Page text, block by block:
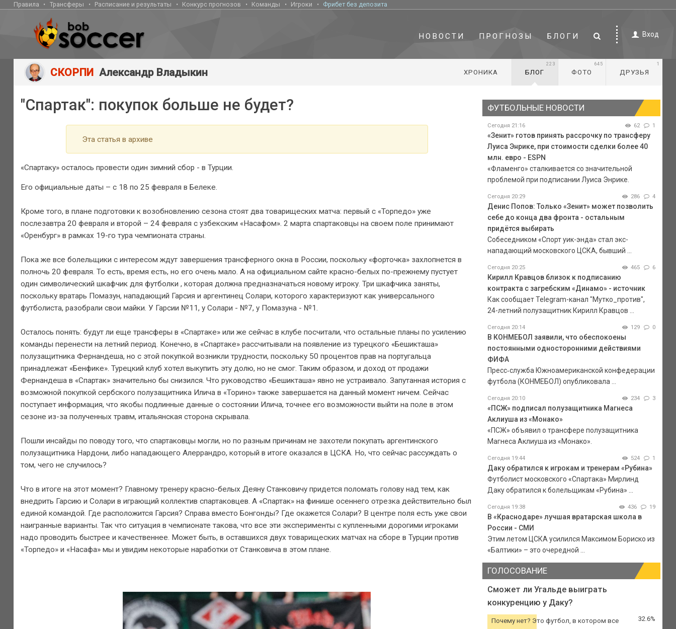
Правила Трансферы Расписание и результаты Конкурс прогнозов Команды Игроки Фрибет без депозита
НОВОСТИ ПРОГНОЗЫ БЛОГИ Вход
СКОРПИ Александр Владыкин ХРОНИКА БЛОГ
223
ФОТО
645
ДРУЗЬЯ
1
"Спартак": покупок больше не будет?
Эта статья в архиве
«Спартаку» осталось провести один зимний сбор - в Турции.
Его официальные даты – с 18 по 25 февраля в Белеке.
Кроме того, в плане подготовки к возобновлению сезона стоят два товарищеских матча: первый с «Торпедо» уже
послезавтра 20 февраля и второй – 24 февраля с узбекским «Насафом». 2 марта спартаковцы на своем поле принимают
«Оренбург» в рамках 19-го тура чемпионата страны.
Пока же все болельщики с интересом ждут завершения трансферного окна в России, поскольку «форточка» захлопнется в
полночь 20 февраля. То есть, время есть, но его очень мало. А на официальном сайте красно-белых по-прежнему пустует
один символический шкафчик для футболки , которая должна предназначаться новому игроку. Три шкафчика заняты,
поскольку вратарь Помазун, нападающий Гарсия и аргентинец Солари, которого характеризуют как универсального
футболиста, разобрали свои майки. У Гарсии №11, у Солари - №7, у Помазуна - №1.
Осталось понять: будут ли еще трансферы в «Спартаке» или же сейчас в клубе посчитали, что остальные планы по усилению
команды перенести на летний период. Конечно, в «Спартаке» рассчитывали на появление из турецкого «Бешикташа»
полузащитника Фернандеша, но с этой покупкой возникли трудности, поскольку 50 процентов прав на португальца
принадлежат «Бенфике». Турецкий клуб хотел выкупить эту долю, но не смог. Таким образом, и доход от продажи
Фернандеша в «Спартак» значительно бы снизился. Что руководство «Бешикташа» явно не устраивало. Запутанная история с
возможной покупкой сербского полузащитника Илича в «Торино» также завершается на данный момент ничем. Сейчас
поступает информация, что якобы подлинные данные о состоянии Илича, точнее его возможности выйти на поле в этом
сезоне из-за полученных травм, итальянская сторона скрывала.
Пошли инсайды по поводу того, что спартаковцы могли, но по разным причинам не захотели покупать аргентинского
полузащитника Нардони, либо нападающего Алеррандро, который в итоге оказался в ЦСКА. Но, что сейчас рассуждать о
том, чего не случилось?
Что в итоге на этот момент? Главному тренеру красно-белых Деяну Станковичу придется поломать голову над тем, как
внедрить Гарсию и Солари в играющий коллектив спартаковцев. А «Спартак» на финише осеннего отрезка действительно был
единой командой. Где расположится Гарсия? Справа вместо Бонгонды? Где окажется Солари? В центре поля есть уже свои
наигранные варианты. Так что ситуация в чемпионате такова, что все эти эксперименты с купленными дорогими игроками
надо проводить быстрее и качественнее. Может быть, в оставшихся двух товарищеских матчах на сборе в Турции против
«Торпедо» и «Насафа» мы и увидим некоторые наработки от Станковича в этом плане.
ФУТБОЛЬНЫЕ НОВОСТИ
Сегодня 21:16 62 1
«Зенит» готов принять рассрочку по трансферу
Луиса Энрике, при стоимости сделки более 40
млн. евро - ESPN
«Фламенго» сталкивается со значительной
проблемой при подписании Луиса Энрике.
Сегодня 20:29 286 4
Денис Попов: Только «Зенит» может позволить
себе до конца два фронта - остальным
придётся выбирать
Собеседником «Спорт уик-энда» стал экс-
нападающий московского ЦСКА, бывший ...
Сегодня 20:25 465 6
Кирилл Кравцов близок к подписанию
контракта с загребским «Динамо» - источник
Как сообщает Telegram-канал "Мутко_против",
24-летний полузащитник Кирилл Кравцов ...
Сегодня 20:14 129 0
В КОНМЕБОЛ заявили, что обеспокоены
постоянными односторонними действиями
ФИФА
Пресс‑служба Южноамериканской конфедерации
футбола (КОНМЕБОЛ) опубликовала ...
Сегодня 20:10 234 3
«ПСЖ» подписал полузащитника Магнеса
Аклиуша из «Монако»
«ПСЖ» объявил о трансфере полузащитника
Магнеса Аклиуша из «Монако».
Сегодня 19:44 524 1
Даку обратился к игрокам и тренерам «Рубина»
Футболист московского «Спартака» Мирлинд
Даку обратился к болельщикам «Рубина» ...
Сегодня 19:38 436 19
В «Краснодаре» лучшая вратарская школа в
России - СМИ
Этим летом ЦСКА усилился Максимом Бориско из
«Балтики» – это очередной ...
ГОЛОСОВАНИЕ
Сможет ли Угальде выиграть
конкуренцию у Даку?
Почему нет? Это футбол, в котором все
32.6%